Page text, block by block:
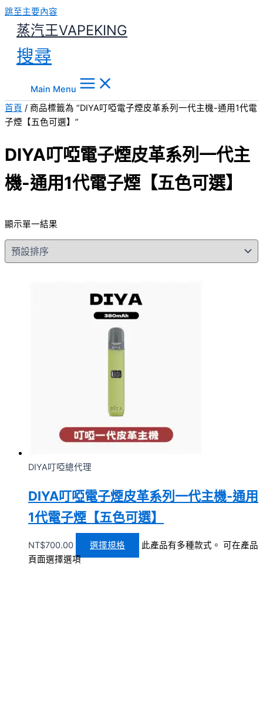
跳至主要內容
蒸汽王VAPEKING
搜尋
Main Menu
首頁 / 商品標籤為 “DIYA叮啞電子煙皮革系列一代主機-通用1代電
子煙【五色可選】”
DIYA叮啞電子煙皮革系列一代主
機-通用1代電子煙【五色可選】
顯示單一結果
DIYA叮啞總代理
DIYA叮啞電子煙皮革系列一代主機-通用
1代電子煙【五色可選】
NT$700.00 選擇規格
此產品有多種款式。 可在產品
頁面選擇選項